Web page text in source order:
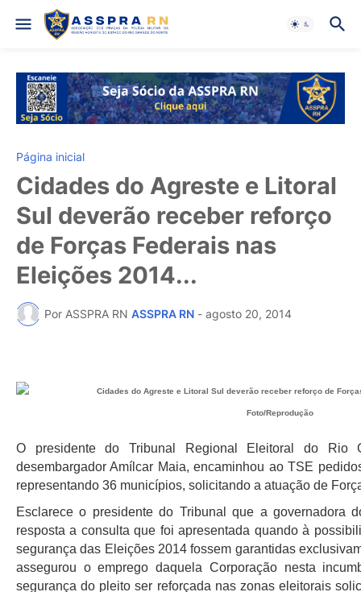
Página inicial
Cidades do Agreste e Litoral
Sul deverão receber reforço
de Forças Federais nas
Eleições 2014...
Por ASSPRA RN ASSPRA RN - agosto 20, 2014
Foto/Reprodução
O presidente do Tribunal Regional Eleitoral do Rio
desembargador Amílcar Maia, encaminhou ao TSE
representando 36 municípios, solicitando a atuação de
Esclarece o presidente do Tribunal que a governadora
resposta a consulta que foi apresentada quando à
segurança das Eleições 2014 fossem garantidas
assegurou o emprego daquela Corporação nesta
segurança do pleito ser reforçada nas zonas eleitorais